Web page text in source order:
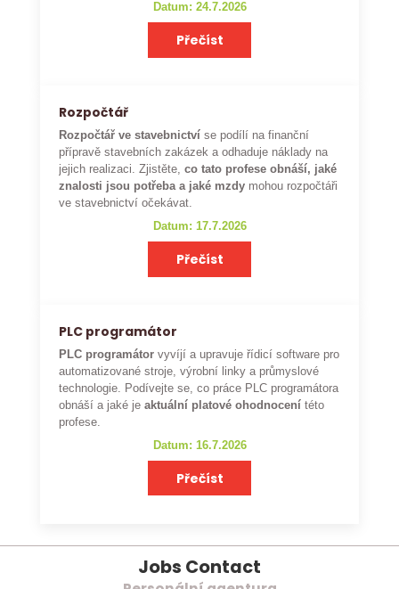
Datum: 24.7.2026
Přečíst
Rozpočtář
Rozpočtář ve stavebnictví se podílí na finanční
přípravě stavebních zakázek a odhaduje náklady na
jejich realizaci. Zjistěte,co tato profese obnáší, jaké
znalosti jsou potřeba a jaké mzdy mohou rozpočtáři
ve stavebnictví očekávat.
Datum: 17.7.2026
Přečíst
PLC programátor
PLC programátor vyvíjí a upravuje řídicí software pro
automatizované stroje, výrobní linky a průmyslové
technologie. Podívejte se, co práce PLC programátora
obnáší a jaké je aktuální platové ohodnocení této
profese.
Datum: 16.7.2026
Přečíst
Jobs Contact